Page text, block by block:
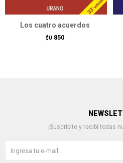
Los cuatro acuerdos
$U 850
¡Suscribite y recibí todas